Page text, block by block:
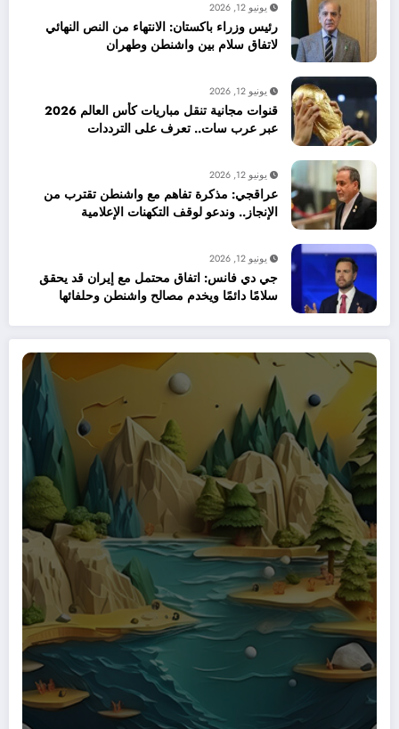
يونيو 12, 2026
رئيس وزراء باكستان: الانتهاء من النص النهائي
لاتفاق سلام بين واشنطن وطهران
يونيو 12, 2026
قنوات مجانية تنقل مباريات كأس العالم 2026
عبر عرب سات.. تعرف على الترددات
يونيو 12, 2026
عراقجي: مذكرة تفاهم مع واشنطن تقترب من
الإنجاز.. وندعو لوقف التكهنات الإعلامية
يونيو 12, 2026
جي دي فانس: اتفاق محتمل مع إيران قد يحقق
سلامًا دائمًا ويخدم مصالح واشنطن وحلفائها